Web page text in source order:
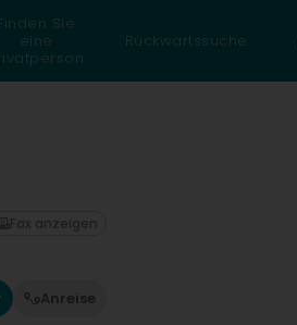
Sie
eine
Rückwärtssuche
Anreise
Fax anzeigen